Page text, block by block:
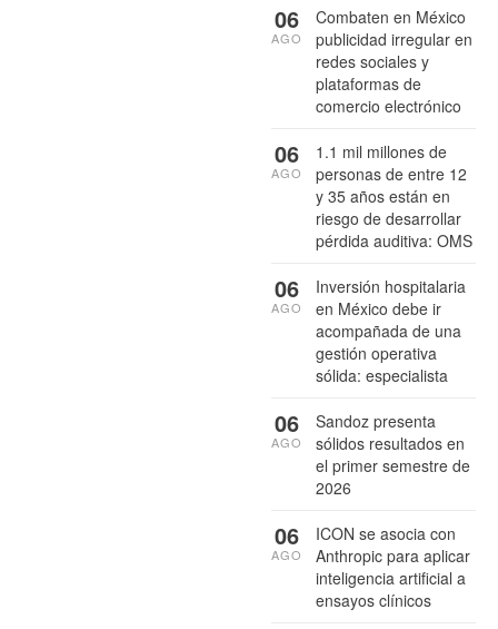
Combaten en México
publicidad irregular en
redes sociales y
plataformas de
comercio electrónico
06
AGO
1.1 mil millones de
personas de entre 12
y 35 años están en
riesgo de desarrollar
pérdida auditiva: OMS
06
AGO
Inversión hospitalaria
en México debe ir
acompañada de una
gestión operativa
sólida: especialista
06
AGO
Sandoz presenta
sólidos resultados en
el primer semestre de
2026
06
AGO
ICON se asocia con
Anthropic para aplicar
inteligencia artificial a
ensayos clínicos
06
AGO